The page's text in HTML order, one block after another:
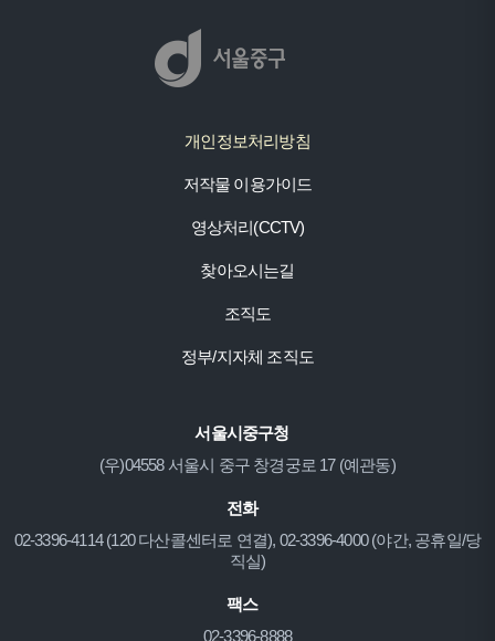
개인정보처리방침
저작물 이용가이드
영상처리(CCTV)
찾아오시는길
조직도
정부/지자체 조직도
서울시중구청
(우)04558 서울시 중구 창경궁로 17 (예관동)
전화
02-3396-4114 (120 다산콜센터로 연결), 02-3396-4000 (야간, 공휴일/당
직실)
팩스
02-3396-8888